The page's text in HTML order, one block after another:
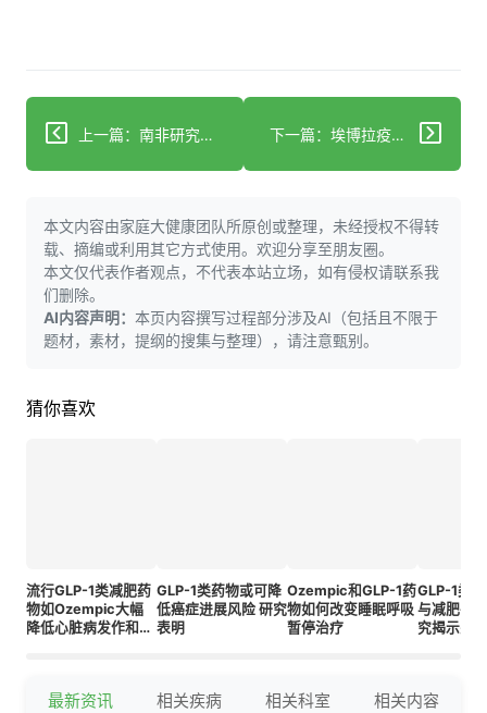
上一篇：南非研究设施利用独特高科技工艺革新止痛药物生产 下一篇：埃博拉疫情现已成为历史上第三大疫情。你需要了解的信息
本文内容由家庭大健康团队所原创或整理，未经授权不得转
载、摘编或利用其它方式使用。欢迎分享至朋友圈。
本文仅代表作者观点，不代表本站立场，如有侵权请联系我
们删除。
AI内容声明： 本页内容撰写过程部分涉及AI（包括且不限于
题材，素材，提纲的搜集与整理），请注意甄别。
猜你喜欢
流行GLP-1类减肥药
物如Ozempic大幅
降低心脏病发作和中
GLP-1类药物或可降
低癌症进展风险 研究
表明
Ozempic和GLP-1药
物如何改变睡眠呼吸
暂停治疗
GLP-1类
与减肥手
究揭示关
最新资讯 相关疾病 相关科室 相关内容